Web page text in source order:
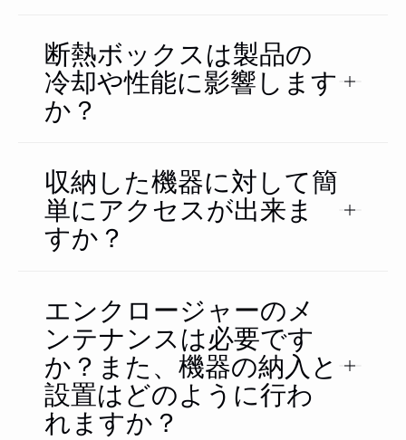
断熱ボックスは製品の
冷却や性能に影響します
か？
収納した機器に対して簡
単にアクセスが出来ま
すか？
エンクロージャーのメ
ンテナンスは必要です
か？また、機器の納入と
設置はどのように行わ
れますか？